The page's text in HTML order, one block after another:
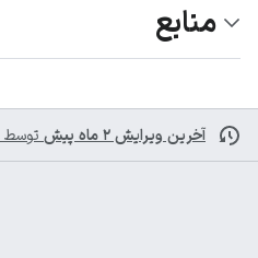
منابع
آخرین ویرایش ۲ ماه پیش توسط